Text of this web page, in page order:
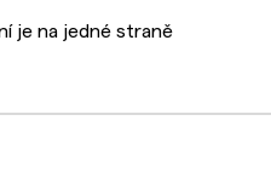
je na jedné straně